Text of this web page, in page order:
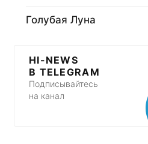
Голубая Луна
HI-NEWS
В TELEGRAM
Подписывайтесь
на канал